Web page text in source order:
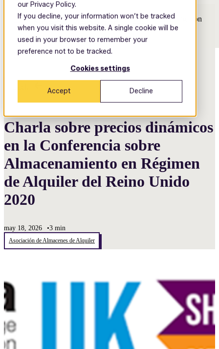
our Privacy Policy.
If you decline, your information won’t be tracked
when you visit this website. A single cookie will be
used in your browser to remember your
preference not to be tracked.
Cookies settings
Accept Decline
Open main navigation
Charla sobre precios dinámicos
en la Conferencia sobre
Almacenamiento en Régimen
de Alquiler del Reino Unido
2020
may 18, 2026 •3 min
Asociación de Almacenes de Alquiler